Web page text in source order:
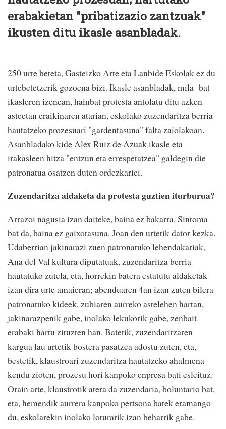
erabakietan "pribatizazio zantzuak"
ikusten ditu ikasle asanbladak.
250 urte beteta, Gasteizko Arte eta Lanbide Eskolak ez du
urtebetetzerik gozoena bizi. Ikasle asanbladak, mila bat
ikasleren izenean, hainbat protesta antolatu ditu azken
asteetan eraikinaren atarian, eskolako zuzendaritza berria
hautatzeko prozesuari "gardentasuna" falta zaiolakoan.
Asanbladako kide Alex Ruiz de Azuak ikasle eta
irakasleen hitza "entzun eta errespetatzea" galdegin die
patronatua osatzen duten ordezkariei.
Zuzendaritza aldaketa da protesta guztien iturburua?
Arrazoi nagusia izan daiteke, baina ez bakarra. Sintoma
bat da, baina ez gaixotasuna. Joan den urtetik dator kezka.
Udaberrian jakinarazi zuen patronatuko lehendakariak,
Ana del Val kultura diputatuak, zuzendaritza berria
hautatuko zutela, eta, horrekin batera estatutu aldaketak
izan dira urte amaieran; abenduaren 4an izan zuten bilera
patronatuko kideek, zubiaren aurreko astelehen hartan,
jakinarazpenik gabe, inolako lekukorik gabe, zenbait
erabaki hartu zituzten han. Batetik, zuzendaritzaren
kargua lau urtetik bostera pasatzea adostu zuten, eta,
bestetik, klaustroari zuzendaritza hautatzeko ahalmena
kendu zioten, prozesu hori kanpoko enpresa bati esleituz.
Orain arte, klaustrotik atera da zuzendaria, boluntario bat,
eta, hemendik aurrera kanpoko pertsona batek eramango
du, eskolarekin inolako loturarik izan beharrik gabe.